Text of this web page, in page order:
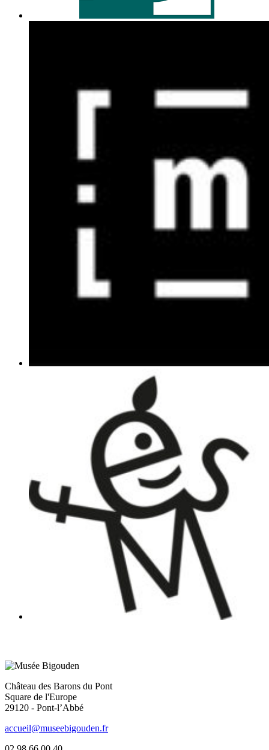
Château des Barons du Pont
Square de l'Europe
29120 - Pont-l’Abbé
accueil@museebigouden.fr